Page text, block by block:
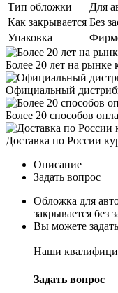
Тип обложки
Для
Как закрывается Без
Упаковка
Более 20 лет на рынке
Официальный
Более 20 способов
Доставка по России
Описание
Задать вопрос
Обложка для
закрывается без
Вы можете
Наши
Задать вопрос